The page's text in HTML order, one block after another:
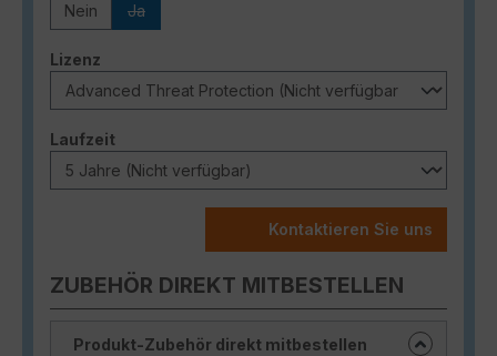
Nein Ja
Lizenz
Laufzeitauswählen
Kontaktieren Sie uns
ZUBEHÖR DIREKT MITBESTELLEN
Produkt-Zubehör direkt mitbestellen